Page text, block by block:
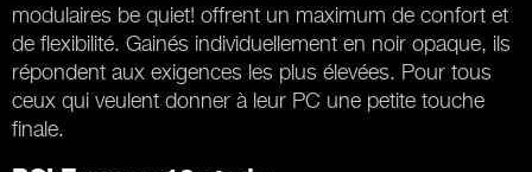
modulaires be quiet! offrent un maximum de confort et
de flexibilité. Gainés individuellement en noir opaque, ils
répondent aux exigences les plus élevées. Pour tous
ceux qui veulent donner à leur PC une petite touche
finale.